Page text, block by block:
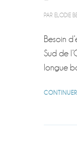
PAR ELODIE
Besoin
Sud de
longue